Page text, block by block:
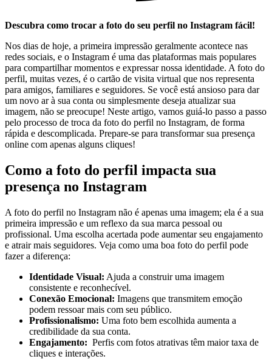
Descubra como trocar a foto do seu perfil no Instagram fácil!
Nos dias de hoje, a primeira impressão geralmente acontece ​nas
redes sociais, e o Instagram é ​uma das plataformas mais populares
para compartilhar momentos e ⁢expressar ⁣nossa identidade. A foto do
perfil, muitas vezes, é o cartão de​ visita ⁣virtual que nos representa
para ⁢amigos, familiares e seguidores.​ Se você está ansioso ​para dar
um novo ar à sua conta ou simplesmente ⁢deseja atualizar sua
imagem, não se preocupe! Neste artigo, vamos guiá-lo passo a passo
pelo processo de troca da foto do ‍perfil no Instagram, de forma
rápida e descomplicada. Prepare-se para transformar sua presença
online ⁤com apenas alguns cliques!
Como a foto do perfil impacta sua
presença no Instagram
A foto do perfil ‍no Instagram não é apenas uma imagem; ela‌ é a⁢ sua
primeira impressão e um reflexo da sua marca⁣ pessoal ou
profissional. Uma escolha⁤ acertada pode⁣ aumentar seu ⁤engajamento
e atrair mais seguidores. Veja como uma ⁣boa foto do perfil pode
fazer a diferença:
Identidade Visual: Ajuda a construir uma‍ imagem
consistente e⁣ reconhecível.
Conexão Emocional: ⁤Imagens que transmitem emoção⁢
podem ressoar mais com seu público.
Profissionalismo: Uma foto bem escolhida aumenta a
credibilidade da sua conta.
Engajamento: ‍ Perfis‍ com fotos atrativas⁣ têm maior taxa ⁤de
cliques e‍ interações.